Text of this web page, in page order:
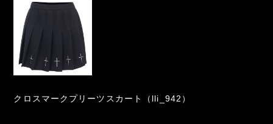
クロスマークプリーツスカート（lli_942）